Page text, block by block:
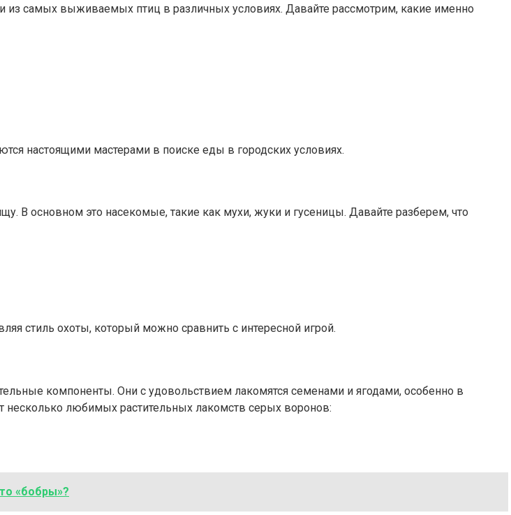
из самых выживаемых птиц в различных условиях. Давайте рассмотрим, какие именно
настоящими мастерами в поиске еды в городских условиях.
В основном это насекомые, такие как мухи, жуки и гусеницы. Давайте разберем, что
стиль охоты, который можно сравнить с интересной игрой.
компоненты. Они с удовольствием лакомятся семенами и ягодами, особенно в
несколько любимых растительных лакомств серых воронов:
«бобры»?